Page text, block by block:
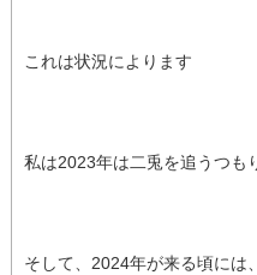
これは状況によります
私は2023年は二兎を追うつも
そして、2024年が来る頃には